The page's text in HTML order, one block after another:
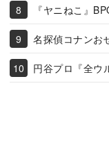
『ヤニねこ』
名探偵コナンお
円谷プロ『全ウ